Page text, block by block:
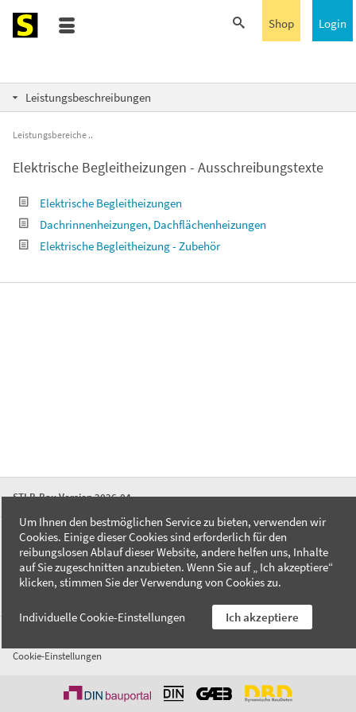
Login
Shop
Leistungsbeschreibungen
Leistungsbereiche
Elektrische Begleitheizungen - Ausschreibungstexte
Elektrische Begleitheizungen
Dachrinnenheizungen, Dachflächenheizungen
Elektrische Begleitheizung - Zubehör
STLB-Bau Version 2026-04
FAQ
Kontakt
Datenschutzerklärung
Cookie-Einstellungen
Um Ihnen den bestmöglichen Service zu bieten, verwenden wir
Cookies. Einige dieser Cookies sind erforderlich für den
reibungslosen Ablauf dieser Website, andere helfen uns, Inhalte
auf Sie zugeschnitten anzubieten. Wenn Sie auf „ Ich akzeptiere“
klicken, stimmen Sie der Verwendung von Cookies zu.
Individuelle Cookie-Einstellungen Ich akzeptiere